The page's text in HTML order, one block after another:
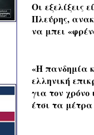
Οι εξελίξεις
Πλεύρης,
να μπει
«Η πανδημία
ελληνική
για τον
έτσι τα μέτρα